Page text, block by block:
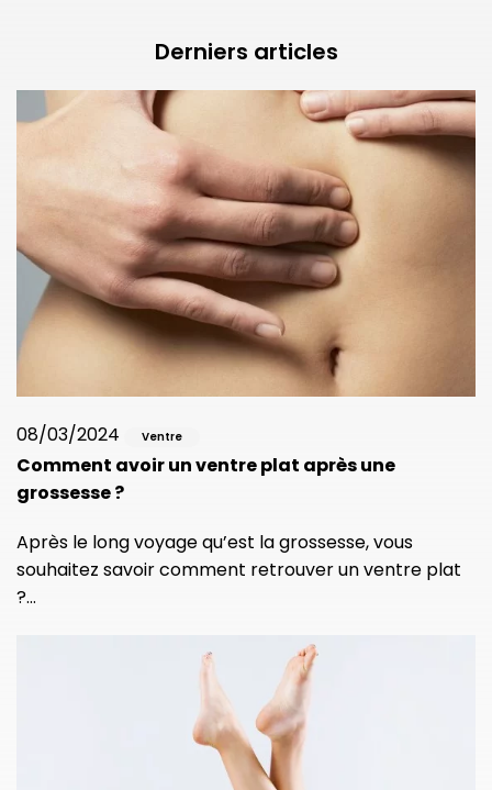
Derniers articles
08/03/2024 Ventre
Comment avoir un ventre plat après une
grossesse ?
Après le long voyage qu’est la grossesse, vous
souhaitez savoir comment retrouver un ventre plat
?…